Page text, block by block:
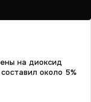
на диоксид
около 5%